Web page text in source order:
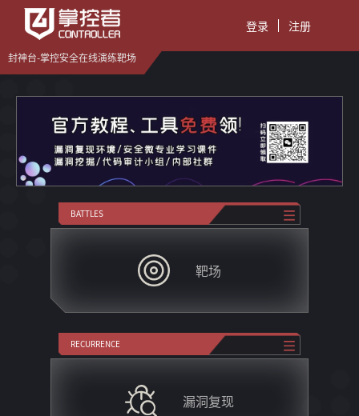
封神台-掌控安全在线演练靶场
登录 注册
BATTLES
靶场
RECURRENCE
漏洞复现